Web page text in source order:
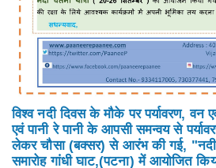
विश्व नदी दिवस के मौके पर पर्यावरण, वन
एवं पानी रे पानी के आपसी समन्वय से
लेकर चौसा (बक्सर) से आरंभ की गई, "नदी
समारोह गांधी घाट,(पटना) में आयोजित